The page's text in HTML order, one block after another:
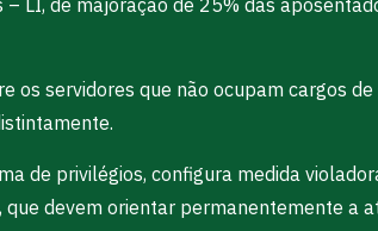
LI, de majoração de 25% das
os servidores que não ocupam cargos
de privilégios, configura medida
devem orientar permanentemente a